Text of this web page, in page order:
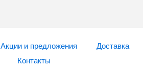
Акции и предложения
Доставка
Контакты